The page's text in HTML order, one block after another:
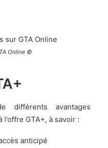
Online ©
différents avantages
l’offre GTA+, à savoir :
anticipé